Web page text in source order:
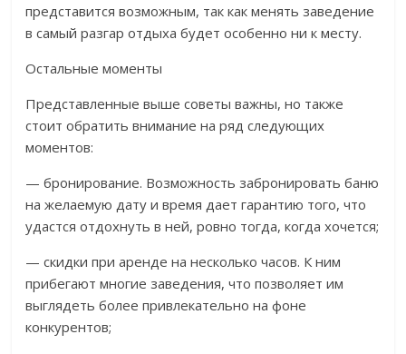
представится возможным, так как менять заведение
в самый разгар отдыха будет особенно ни к месту.
Остальные моменты
Представленные выше советы важны, но также
стоит обратить внимание на ряд следующих
моментов:
— бронирование. Возможность забронировать баню
на желаемую дату и время дает гарантию того, что
удастся отдохнуть в ней, ровно тогда, когда хочется;
— скидки при аренде на несколько часов. К ним
прибегают многие заведения, что позволяет им
выглядеть более привлекательно на фоне
конкурентов;